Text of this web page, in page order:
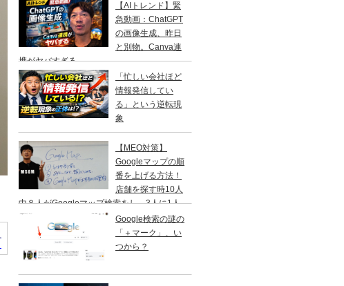
【AIトレンド】緊
急動画：ChatGPT
の画像生成、昨日
と別物。Canva連
携がヤバすぎる
「忙しい会社ほど
情報発信してい
る」という逆転現
象
【MEO対策】
Googleマップの順
番を上げる方法！
店舗を探す時10人
中８人がGoogleマップ検索をし、3人に1人
は１日以内に来店する事を知ってますか？
Google検索の謎の
「＋マーク」、い
つから？